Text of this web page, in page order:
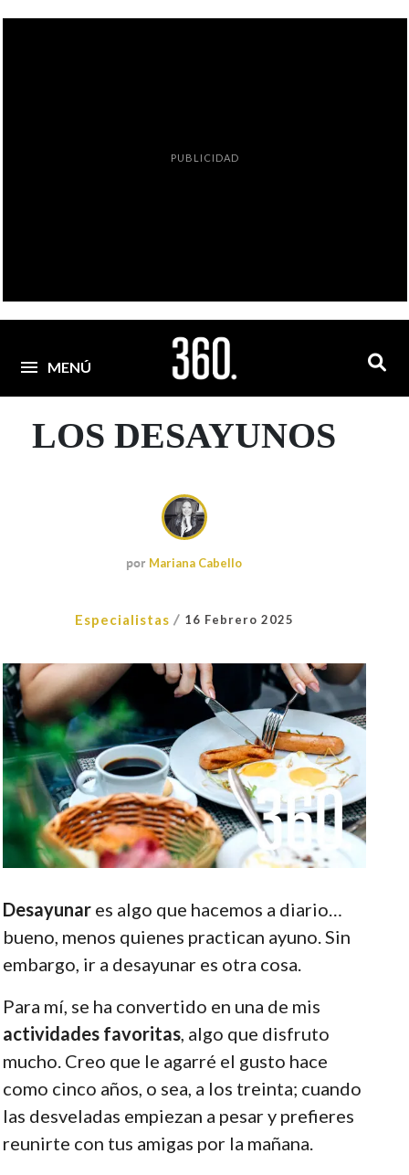
PUBLICIDAD
MENÚ
LOS DESAYUNOS
por Mariana Cabello
Especialistas / 16 Febrero 2025
Desayunar es algo que hacemos a diario…
bueno, menos quienes practican ayuno. Sin
embargo, ir a desayunar es otra cosa.
Para mí, se ha convertido en una de mis
actividades favoritas, algo que disfruto
mucho. Creo que le agarré el gusto hace
como cinco años, o sea, a los treinta; cuando
las desveladas empiezan a pesar y prefieres
reunirte con tus amigas por la mañana.